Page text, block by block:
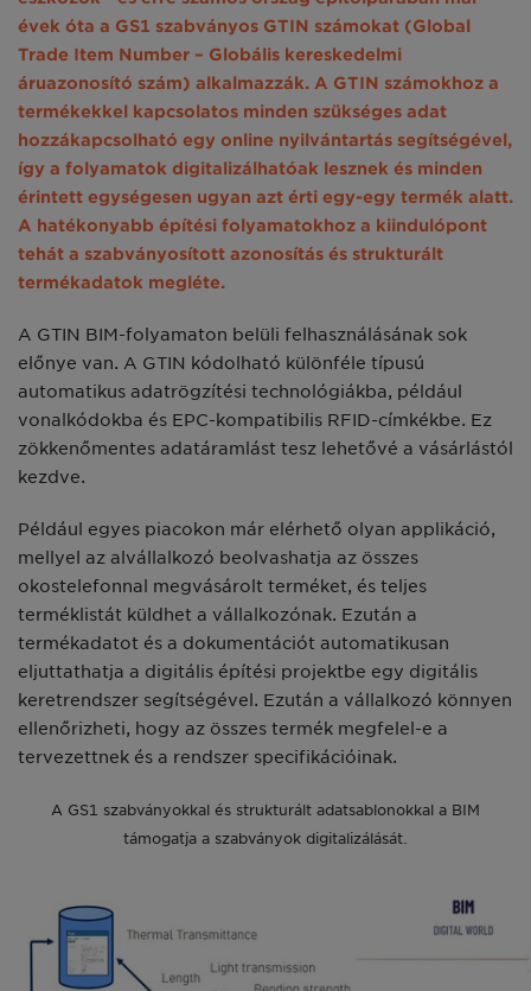
évek óta a GS1 szabványos GTIN számokat (Global
Trade Item Number – Globális kereskedelmi
áruazonosító szám) alkalmazzák. A GTIN számokhoz a
termékekkel kapcsolatos minden szükséges adat
hozzákapcsolható egy online nyilvántartás segítségével,
így a folyamatok digitalizálhatóak lesznek és minden
érintett egységesen ugyan azt érti egy-egy termék alatt.
A hatékonyabb építési folyamatokhoz a kiindulópont
tehát a szabványosított azonosítás és strukturált
termékadatok megléte.
A GTIN BIM-folyamaton belüli felhasználásának sok
előnye van. A GTIN kódolható különféle típusú
automatikus adatrögzítési technológiákba, például
vonalkódokba és EPC-kompatibilis RFID-címkékbe. Ez
zökkenőmentes adatáramlást tesz lehetővé a vásárlástól
kezdve.
Például egyes piacokon már elérhető olyan applikáció,
mellyel az alvállalkozó beolvashatja az összes
okostelefonnal megvásárolt terméket, és teljes
terméklistát küldhet a vállalkozónak. Ezután a
termékadatot és a dokumentációt automatikusan
eljuttathatja a digitális építési projektbe egy digitális
keretrendszer segítségével. Ezután a vállalkozó könnyen
ellenőrizheti, hogy az összes termék megfelel-e a
tervezettnek és a rendszer specifikációinak.
A GS1 szabványokkal és strukturált adatsablonokkal a BIM
támogatja a szabványok digitalizálását.